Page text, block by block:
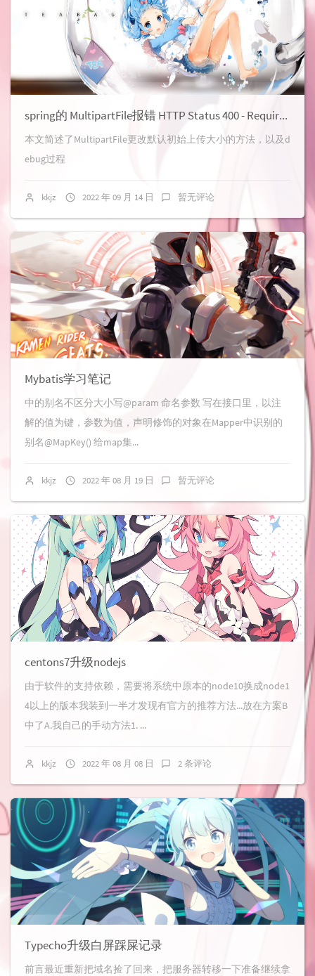
spring的 MultipartFile报错 HTTP Status 400 - Required request part 'files' is not present
本文简述了MultipartFile更改默认初始上传大小的方法，以及d
ebug过程
kkjz 2022 年 09 月 14 日 暂无评论
Mybatis学习笔记
中的别名不区分大小写@param 命名参数 写在接口里，以注
解的值为键，参数为值，声明修饰的对象在Mapper中识别的
别名@MapKey() 给map集...
kkjz 2022 年 08 月 19 日 暂无评论
centons7升级nodejs
由于软件的支持依赖，需要将系统中原本的node10换成node1
4以上的版本我装到一半才发现有官方的推荐方法...放在方案B
中了A.我自己的手动方法1. ...
kkjz 2022 年 08 月 08 日 2 条评论
Typecho升级白屏踩屎记录
前言最近重新把域名捡了回来，把服务器转移一下准备继续拿